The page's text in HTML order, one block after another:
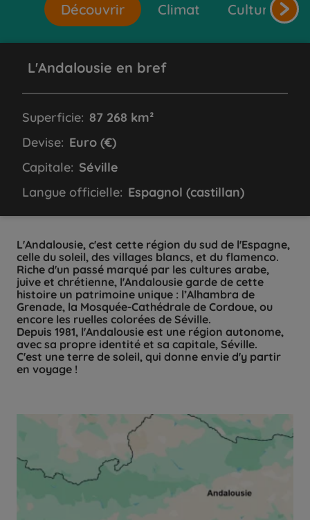
Découvrir Climat Cultures et
L'Andalousie, c'est cette région du sud de l'Espagne,
celle du soleil, des villages blancs, et du flamenco.
Riche d'un passé marqué par les cultures arabe,
juive et chrétienne, l'Andalousie garde de cette
histoire un patrimoine unique : l’Alhambra de
Grenade, la Mosquée-Cathédrale de Cordoue, ou
encore les ruelles colorées de Séville.
Depuis 1981, l'Andalousie est une région autonome,
avec sa propre identité et sa capitale, Séville.
C'est une terre de soleil, qui donne envie d'y partir
en voyage !
L'Andalousie en bref
Superficie: 87 268 km²
Devise: Euro (€)
Capitale: Séville
Langue officielle: Espagnol (castillan)